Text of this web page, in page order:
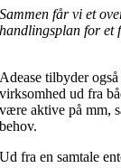
Sammen får vi et
handlingsplan for et
Adease tilbyder
virksomhed ud fra
være aktive på mm,
behov.
Ud fra en samtale